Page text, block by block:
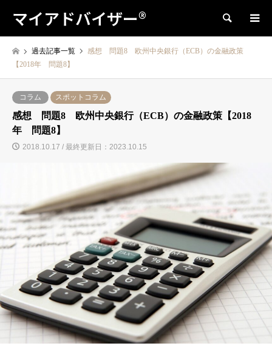
マイアドバイザー® 検索
過去記事一覧
感想 問題8 欧州中央銀行（ECB）の金融政策
【2018年 問題8】
コラム スポットコラム
感想 問題8 欧州中央銀行（ECB）の金融政策【2018
年 問題8】
2018.10.17 / 最終更新日：2023.10.15